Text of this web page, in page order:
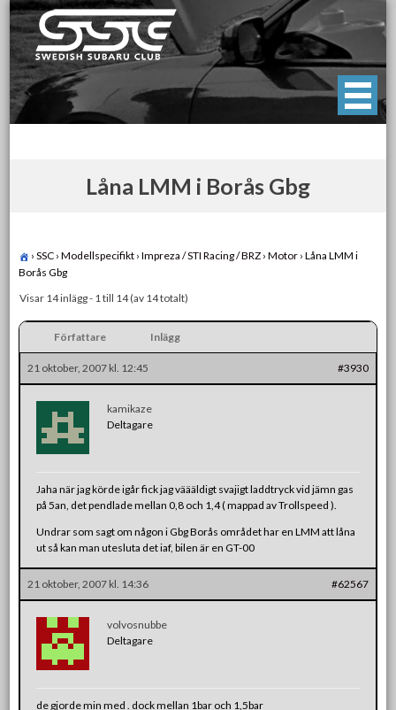
Skip
to
content
Swedish Subaru Club
För oss som älskar Subaru!
Låna LMM i Borås Gbg
› SSC › Modellspecifikt › Impreza / STI Racing / BRZ › Motor › Låna LMM i
Borås Gbg
Visar 14 inlägg - 1 till 14 (av 14 totalt)
Författare Inlägg
21 oktober, 2007 kl. 12:45 #3930
kamikaze
Deltagare
Jaha när jag körde igår fick jag väääldigt svajigt laddtryck vid jämn gas
på 5an, det pendlade mellan 0,8 och 1,4 ( mappad av Trollspeed ).
Undrar som sagt om någon i Gbg Borås området har en LMM att låna
ut så kan man utesluta det iaf, bilen är en GT-00
21 oktober, 2007 kl. 14:36 #62567
volvosnubbe
Deltagare
de gjorde min med . dock mellan 1bar och 1,5bar